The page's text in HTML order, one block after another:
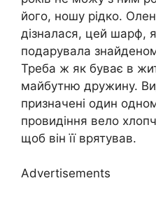
його, ношу рідко.
дізналася, цей шарф,
подарувала
Треба ж як буває в
майбутню дружину.
призначені один
провидіння вело
щоб він її врятував.
Advertisements